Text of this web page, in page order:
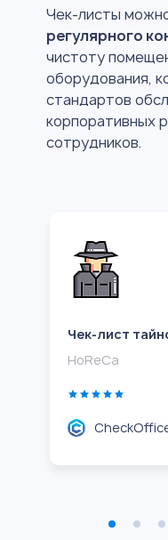
Чек-листы
регулярного
чистоту
оборудования,
стандартов
корпоративных
сотрудников.
Чек-лист
HoReCa